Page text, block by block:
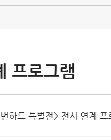
프로그램
하드 특별전> 전시 연계 프